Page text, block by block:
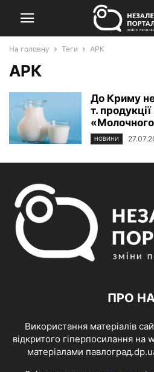
На головну Теги АРК
АРК
До Криму
т.
НОВИНИ
ПРО
Використання матеріалів
відкритого гіперпосилання на
матеріалами